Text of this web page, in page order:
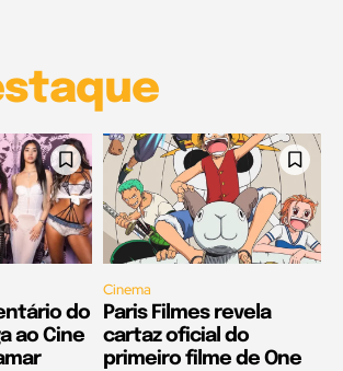
do
ao Cine
Cinema
Paris Filmes revela
cartaz oficial do
primeiro filme de One